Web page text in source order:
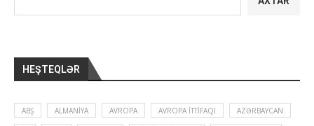
HEŞTEQLƏR
ABŞ ALMANIYA AVROPA AVROPA İTTIFAQI AZƏRBAYCAN